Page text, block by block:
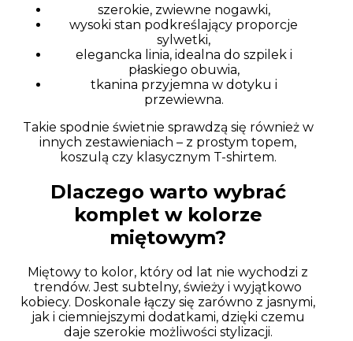
szerokie, zwiewne nogawki,
wysoki stan podkreślający proporcje
sylwetki,
elegancka linia, idealna do szpilek i
płaskiego obuwia,
tkanina przyjemna w dotyku i
przewiewna.
Takie spodnie świetnie sprawdzą się również w
innych zestawieniach – z prostym topem,
koszulą czy klasycznym T-shirtem.
Dlaczego warto wybrać
komplet w kolorze
miętowym?
Miętowy to kolor, który od lat nie wychodzi z
trendów. Jest subtelny, świeży i wyjątkowo
kobiecy. Doskonale łączy się zarówno z jasnymi,
jak i ciemniejszymi dodatkami, dzięki czemu
daje szerokie możliwości stylizacji.